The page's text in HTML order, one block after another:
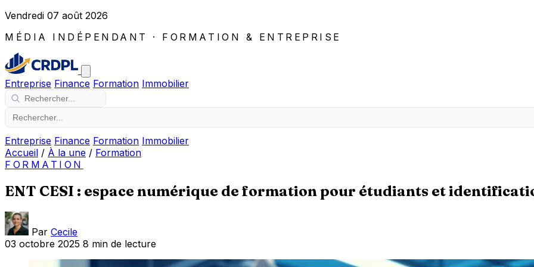
Vendredi 07 août 2026
MÉDIA INDÉPENDANT · FORMATION & ENTREPRISE
Entreprise Finance Formation Immobilier
Entreprise Finance Formation Immobilier
Accueil / À la une / Formation
FORMATION
ENT CESI : espace numérique de formation pour étudiants et
Par Cecile
03 octobre 2025 8 min de lecture